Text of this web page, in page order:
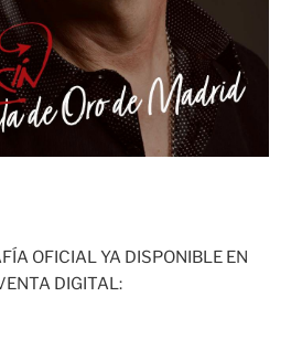
OFICIAL YA DISPONIBLE EN
DIGITAL: